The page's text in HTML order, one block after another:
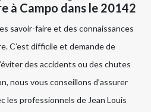
à Campo dans le 20142
savoir-faire et des connaissances
C’est difficile et demande de
des accidents ou des chutes
nous vous conseillons d’assurer
les professionnels de Jean Louis